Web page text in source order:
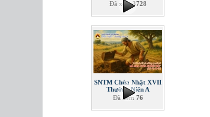
Đã xem3728
SNTM Chúa Nhật XVII
Thường Niên A
Đã xem 76